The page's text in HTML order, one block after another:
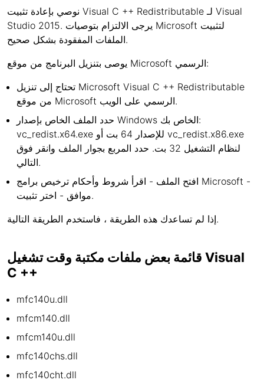
نوصي بإعادة تثبيت Visual C ++ Redistributable لـ Visual
Studio 2015. يرجى الالتزام بتوصيات Microsoft لتثبيت
الملفات المفقودة بشكل صحيح.
يوصى بتنزيل البرنامج من موقع Microsoft الرسمي:
تحتاج إلى تنزيل Microsoft Visual C ++ Redistributable
من موقع Microsoft الرسمي على الويب.
حدد الملف الخاص بإصدار Windows الخاص بك:
vc_redist.x64.exe للإصدار 64 بت أو vc_redist.x86.exe
لنظام التشغيل 32 بت. حدد المربع بجوار الملف وانقر فوق
التالي.
افتح الملف - اقرأ شروط وأحكام ترخيص برامج Microsoft -
موافق - اختر تثبيت.
إذا لم تساعدك هذه الطريقة ، فاستخدم الطريقة التالية.
قائمة بعض ملفات مكتبة وقت تشغيل Visual
C ++
mfc140u.dll
mfcm140.dll
mfcm140u.dll
mfc140chs.dll
mfc140cht.dll